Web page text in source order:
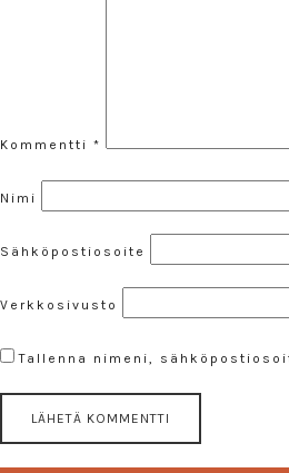
Kommentti *
Nimi
Sähköpostiosoite
Verkkosivusto
Tallenna nimeni,